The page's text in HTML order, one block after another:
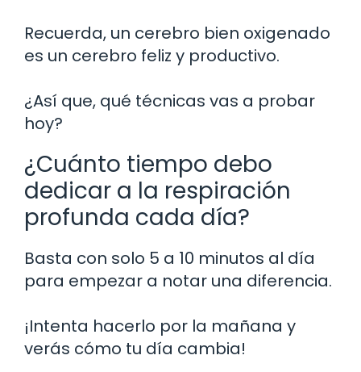
Recuerda, un cerebro bien oxigenado
es un cerebro feliz y productivo.
¿Así que, qué técnicas vas a probar
hoy?
¿Cuánto tiempo debo
dedicar a la respiración
profunda cada día?
Basta con solo 5 a 10 minutos al día
para empezar a notar una diferencia.
¡Intenta hacerlo por la mañana y
verás cómo tu día cambia!